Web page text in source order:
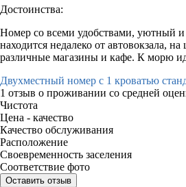
Достоинства:
Номер со всеми удобствами, уютный
находится недалеко от автовокзала,
различные магазины и кафе. К морю
Двухместный номер с 1 кроватью
1 отзыв о проживании со средней
Чистота
Цена - качество
Качество обслуживания
Расположение
Своевременность заселения
Соответствие фото
Оставить отзыв